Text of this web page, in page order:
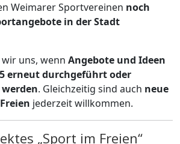
Weimarer Sportvereinen noch
in der Stadt
uns, wenn Angebote und Ideen
erneut durchgeführt oder
. Gleichzeitig sind auch neue
jederzeit willkommen.
„Sport im Freien“